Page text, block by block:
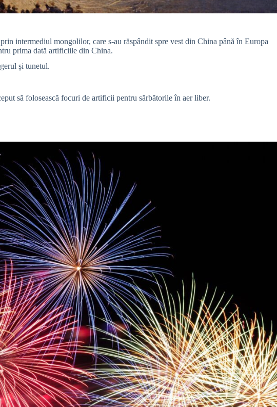
intermediul mongolilor, care s-au răspândit spre vest din China până în Europa
prima dată artificiile din China.
și tunetul.
să folosească focuri de artificii pentru sărbătorile în aer liber.